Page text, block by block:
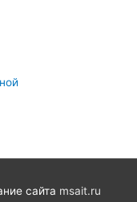
сайта msait.ru